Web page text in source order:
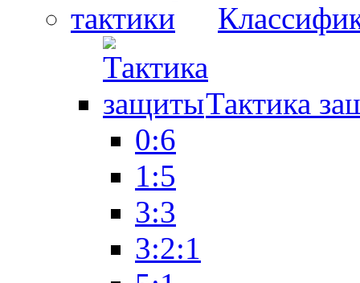
Тактика
0:6
1:5
3:3
3:2:1